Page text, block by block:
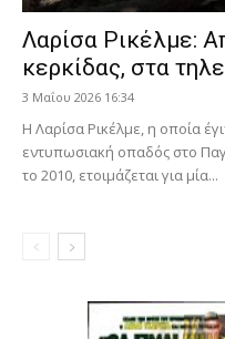
Λαρίσα Ρικέλμε:
κερκίδας, στα
3 Μαΐου 2026 16:34
Η Λαρίσα Ρικέλμε, η οποία
εντυπωσιακή οπαδός στο
το 2010, ετοιμάζεται για μία...